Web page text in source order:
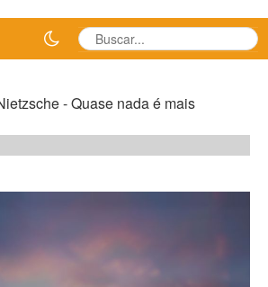
- Quase nada é mais